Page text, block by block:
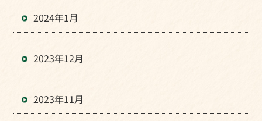
2024年1月
2023年12月
2023年11月